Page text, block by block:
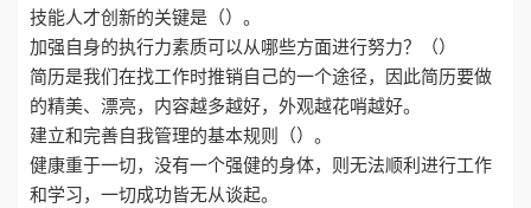
技能人才创新的关键是（）。
加强自身的执行力素质可以从哪些方面进行努力？（）
简历是我们在找工作时推销自己的一个途径，因此简历要做
的精美、漂亮，内容越多越好，外观越花哨越好。
建立和完善自我管理的基本规则（）。
健康重于一切，没有一个强健的身体，则无法顺利进行工作
和学习，一切成功皆无从谈起。